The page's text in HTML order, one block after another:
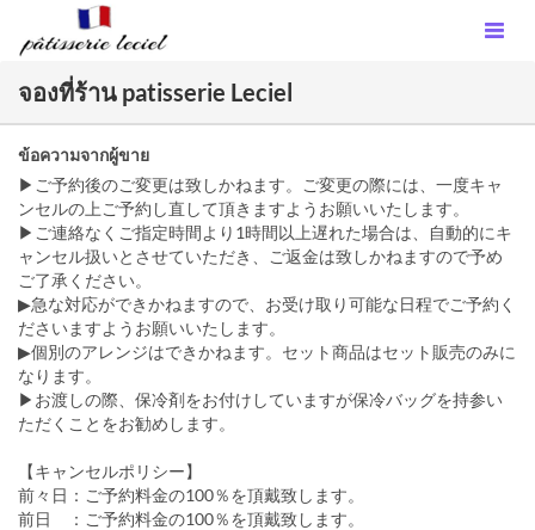
จองที่ร้าน patisserie Leciel
ข้อความจากผู้ขาย
▶ご予約後のご変更は致しかねます。ご変更の際には、一度キャ
ンセルの上ご予約し直して頂きますようお願いいたします。
▶ご連絡なくご指定時間より1時間以上遅れた場合は、自動的にキ
ャンセル扱いとさせていただき、ご返金は致しかねますので予め
ご了承ください。
▶急な対応ができかねますので、お受け取り可能な日程でご予約く
ださいますようお願いいたします。
▶個別のアレンジはできかねます。セット商品はセット販売のみに
なります。
▶お渡しの際、保冷剤をお付けしていますが保冷バッグを持参い
ただくことをお勧めします。
【キャンセルポリシー】
前々日：ご予約料金の100％を頂戴致します。
前日 ：ご予約料金の100％を頂戴致します。